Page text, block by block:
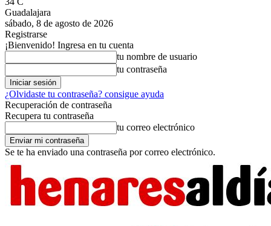
Guadalajara
sábado, 8 de agosto de 2026
Registrarse
¡Bienvenido! Ingresa en tu cuenta
tu nombre de usuario
tu contraseña
¿Olvidaste tu contraseña? consigue ayuda
Recuperación de contraseña
Recupera tu contraseña
tu correo electrónico
Se te ha enviado una contraseña por correo electrónico.